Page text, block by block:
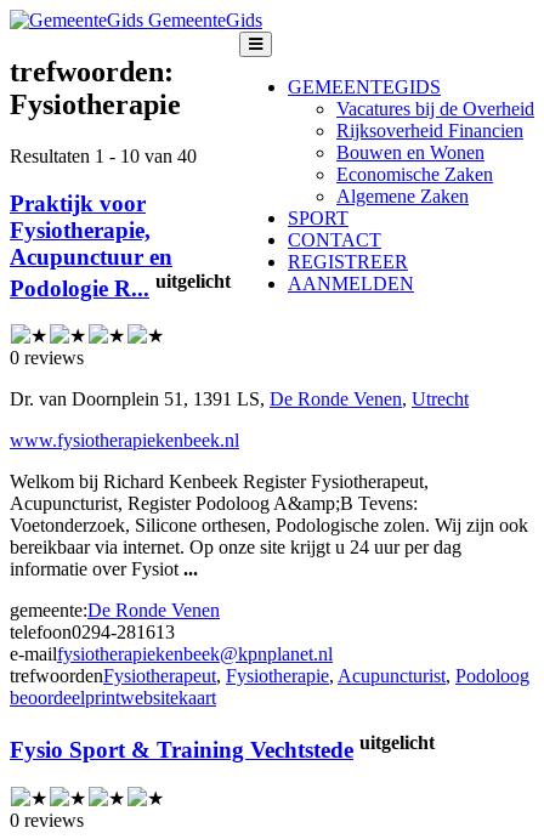
GemeenteGids
GEMEENTEGIDS
Vacatures bij de Overheid
Rijksoverheid Financien
Bouwen en Wonen
Economische Zaken
Algemene Zaken
SPORT
CONTACT
REGISTREER
AANMELDEN
trefwoorden:
Fysiotherapie
Resultaten 1 - 10 van 40
Praktijk voor
Fysiotherapie,
Acupunctuur en
Podologie R... uitgelicht
0 reviews
Dr. van Doornplein 51, 1391 LS, De Ronde Venen, Utrecht
www.fysiotherapiekenbeek.nl
Welkom bij Richard Kenbeek Register Fysiotherapeut,
Acupuncturist, Register Podoloog A&amp;B Tevens:
Voetonderzoek, Silicone orthesen, Podologische zolen. Wij zijn ook
bereikbaar via internet. Op onze site krijgt u 24 uur per dag
informatie over Fysiot...
gemeente:De Ronde Venen
telefoon0294-281613
e-mailfysiotherapiekenbeek@kpnplanet.nl
trefwoordenFysiotherapeut, Fysiotherapie, Acupuncturist, Podoloog
beoordeelprintwebsitekaart
Fysio Sport & Training Vechtstede uitgelicht
0 reviews